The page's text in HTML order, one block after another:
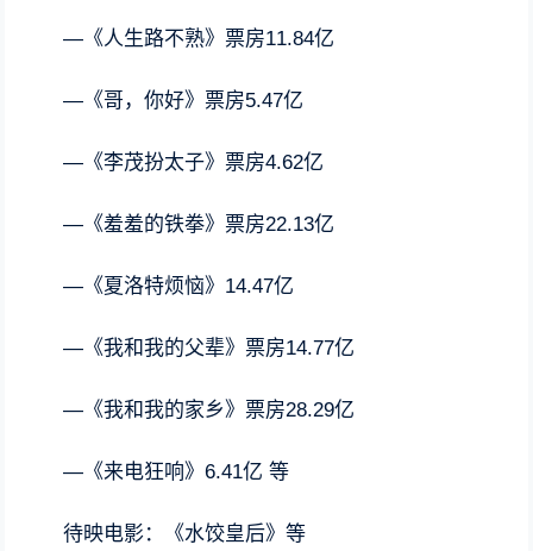
—《人生路不熟》票房11.84亿
—《哥，你好》票房5.47亿
—《李茂扮太子》票房4.62亿
—《羞羞的铁拳》票房22.13亿
—《夏洛特烦恼》14.47亿
—《我和我的父辈》票房14.77亿
—《我和我的家乡》票房28.29亿
—《来电狂响》6.41亿 等
待映电影：《水饺皇后》等